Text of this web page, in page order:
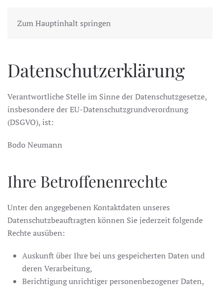
Zum Hauptinhalt springen
Datenschutzerklärung
Verantwortliche Stelle im Sinne der Datenschutzgesetze,
insbesondere der EU-Datenschutzgrundverordnung
(DSGVO), ist:
Bodo Neumann
Ihre Betroffenenrechte
Unter den angegebenen Kontaktdaten unseres
Datenschutzbeauftragten können Sie jederzeit folgende
Rechte ausüben:
Auskunft über Ihre bei uns gespeicherten Daten und
deren Verarbeitung,
Berichtigung unrichtiger personenbezogener Daten,